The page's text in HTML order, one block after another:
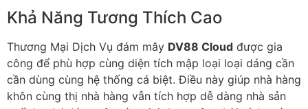
Khả Năng Tương Thích Cao
Thương Mại Dịch Vụ đám mây DV88 Cloud được gia
công để phù hợp cùng diện tích mập loại loại dáng cần
cần dùng cùng hệ thống cá biệt. Điều này giúp nhà hàng
khôn cùng thị nhà hàng vẫn tích hợp dễ dàng nhà sản